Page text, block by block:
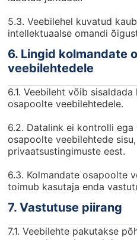
5.3. Veebilehel kuvatud
intellektuaalse omandi
6. Lingid kolmandate
veebilehtedele
6.1. Veebileht võib
osapoolte veebilehtedele.
6.2. Datalink ei kontrolli
osapoolte veebilehtede
privaatsustingimuste eest.
6.3. Kolmandate osapoolte
toimub kasutaja enda
7. Vastutuse piirang
7.1. Veebilehte pakutakse